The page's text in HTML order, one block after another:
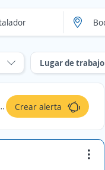
Lugar de trabajo
Crear alerta